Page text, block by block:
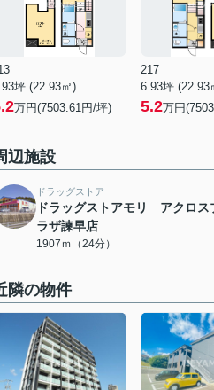
坪 (22.93㎡)
万円(7503.61円/坪)
217
6.93坪 (22.93
5.2万円
辺施設
ドラッグストア
ドラッグストアモリ アクロス
ラザ諫早店
1907ｍ（24分）
隣の物件